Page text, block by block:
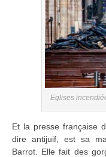
Eglises
Et la presse française
dire antijuif, est sa
Barrot. Elle fait des